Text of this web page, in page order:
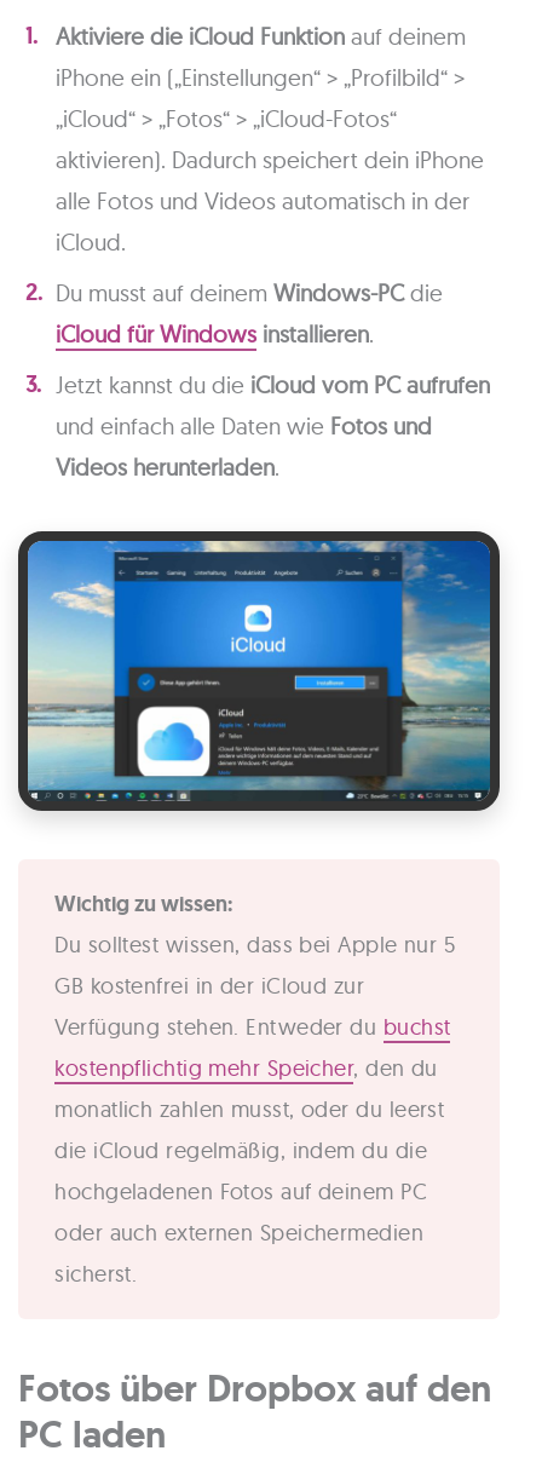
Aktiviere die iCloud Funktion auf deinem
iPhone ein („Einstellungen“ > „Profilbild“ >
„iCloud“ > „Fotos“ > „iCloud-Fotos“
aktivieren). Dadurch speichert dein iPhone
alle Fotos und Videos automatisch in der
iCloud.
Du musst auf deinemWindows-PCdie
iCloud für Windows installieren.
Jetzt kannst du die iCloud vom PC aufrufen
und einfach alle Daten wie Fotos und
Videos herunterladen.
Wichtig zu wissen:
Du solltest wissen, dass bei Apple nur 5
GB kostenfrei in der iCloud zur
Verfügung stehen. Entweder du buchst
kostenpflichtig mehr Speicher, den du
monatlich zahlen musst, oder du leerst
die iCloud regelmäßig, indem du die
hochgeladenen Fotos auf deinem PC
oder auch externen Speichermedien
sicherst.
Fotos über Dropbox auf den
PC laden